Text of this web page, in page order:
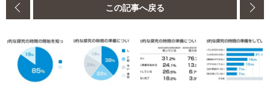
この記事へ戻る